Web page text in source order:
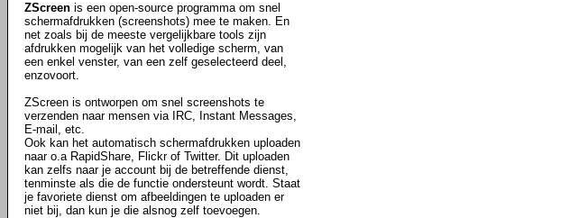
ZScreen is een open-source programma om snel
schermafdrukken (screenshots) mee te maken. En
net zoals bij de meeste vergelijkbare tools zijn
afdrukken mogelijk van het volledige scherm, van
een enkel venster, van een zelf geselecteerd deel,
enzovoort.
ZScreen is ontworpen om snel screenshots te
verzenden naar mensen via IRC, Instant Messages,
E-mail, etc.
Ook kan het automatisch schermafdrukken uploaden
naar o.a RapidShare, Flickr of Twitter. Dit uploaden
kan zelfs naar je account bij de betreffende dienst,
tenminste als die de functie ondersteunt wordt. Staat
je favoriete dienst om afbeeldingen te uploaden er
niet bij, dan kun je die alsnog zelf toevoegen.